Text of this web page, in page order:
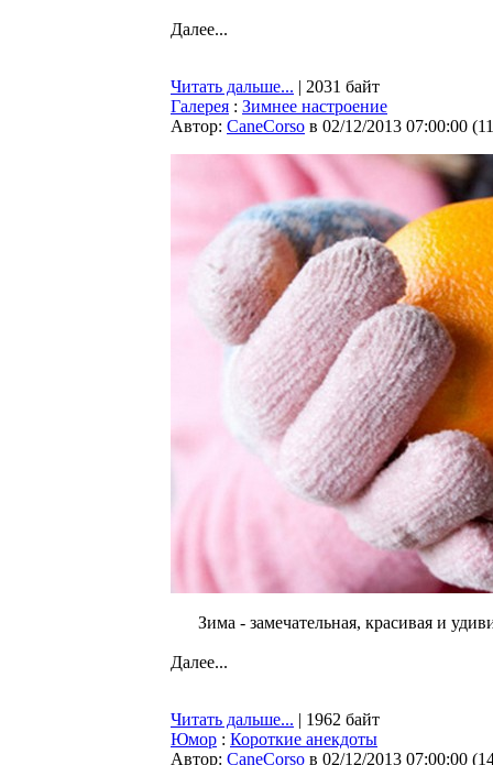
Далее...
Читать дальше... | 2031 байт
Галерея : Зимнее настроение
Автор: CaneCorso в 02/12/2013 07:00:00 (
Зима - замечательная, красивая и
Далее...
Читать дальше... | 1962 байт
Юмор : Короткие анекдоты
Автор: CaneCorso в 02/12/2013 07:00:00 (